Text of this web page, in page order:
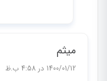
میثم
1400/01/12 در 4:58 ب.ظ